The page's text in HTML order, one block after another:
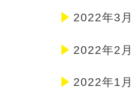
2022年3月
2022年2月
2022年1月